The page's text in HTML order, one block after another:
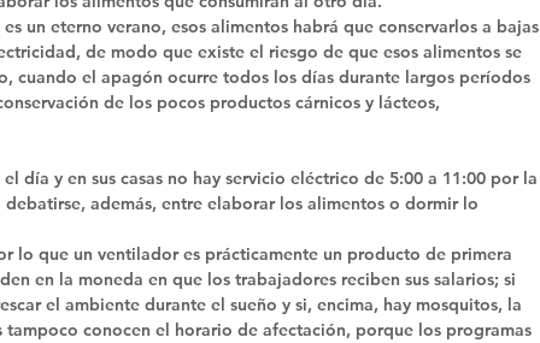
un eterno verano, esos alimentos habrá que conservarlos a bajas
de modo que existe el riesgo de que esos alimentos se
cuando el apagón ocurre todos los días durante largos períodos
de los pocos productos cárnicos y lácteos,
día y en sus casas no hay servicio eléctrico de 5:00 a 11:00 por la
además, entre elaborar los alimentos o dormir lo
lo que un ventilador es prácticamente un producto de primera
en la moneda en que los trabajadores reciben sus salarios; si
el ambiente durante el sueño y si, encima, hay mosquitos, la
tampoco conocen el horario de afectación, porque los programas